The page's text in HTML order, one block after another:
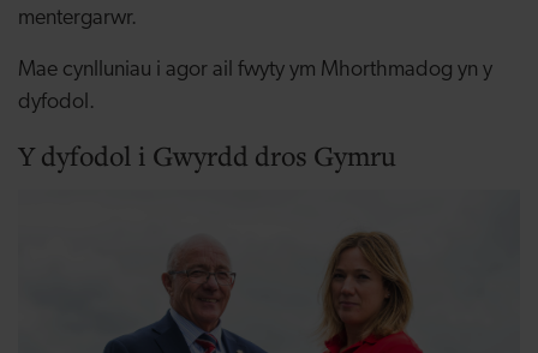
mentergarwr.
Mae cynlluniau i agor ail fwyty ym Mhorthmadog yn y
dyfodol.
Y dyfodol i Gwyrdd dros Gymru